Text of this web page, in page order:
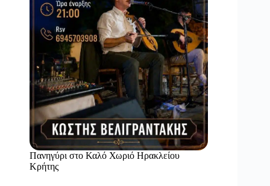
Πανηγύρι στο Καλό Χωριό Ηρακλείου
Κρήτης